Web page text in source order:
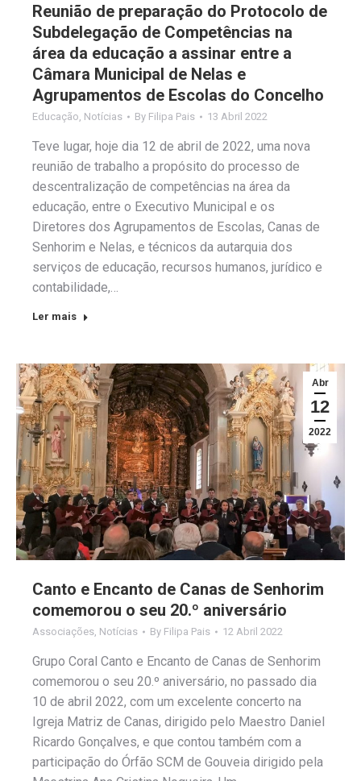
Reunião de preparação do Protocolo de
Subdelegação de Competências na
área da educação a assinar entre a
Câmara Municipal de Nelas e
Agrupamentos de Escolas do Concelho
Educação Notícias By Filipa Pais 13 Abril 2022
Teve lugar, hoje dia 12 de abril de 2022, uma nova
reunião de trabalho a propósito do processo de
descentralização de competências na área da
educação, entre o Executivo Municipal e os
Diretores dos Agrupamentos de Escolas, Canas de
Senhorim e Nelas, e técnicos da autarquia dos
serviços de educação, recursos humanos, jurídico e
contabilidade,…
Ler mais
Abr
12
2022
Canto e Encanto de Canas de Senhorim
comemorou o seu 20.º aniversário
Associações Notícias By Filipa Pais 12 Abril 2022
Grupo Coral Canto e Encanto de Canas de Senhorim
comemorou o seu 20.º aniversário, no passado dia
10 de abril 2022, com um excelente concerto na
Igreja Matriz de Canas, dirigido pelo Maestro Daniel
Ricardo Gonçalves, e que contou também com a
participação do Órfão SCM de Gouveia dirigido pela